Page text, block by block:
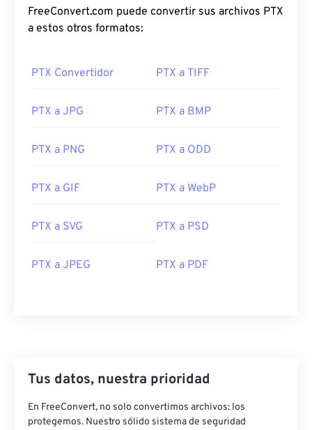
FreeConvert.com puede convertir sus archivos PTX
a estos otros formatos:
PTX Convertidor PTX a TIFF
PTX a JPG PTX a BMP
PTX a PNG PTX a ODD
PTX a GIF PTX a WebP
PTX a SVG PTX a PSD
PTX a JPEG PTX a PDF
Tus datos, nuestra prioridad
En FreeConvert, no solo convertimos archivos: los
protegemos. Nuestro sólido sistema de seguridad